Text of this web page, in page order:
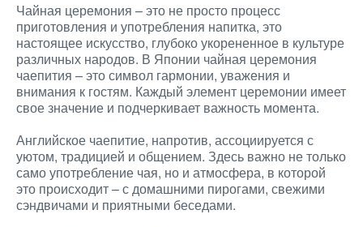
Чайная церемония – это не просто процесс
приготовления и употребления напитка, это
настоящее искусство, глубоко укорененное в культуре
различных народов. В Японии чайная церемония
чаепития – это символ гармонии, уважения и
внимания к гостям. Каждый элемент церемонии имеет
свое значение и подчеркивает важность момента.
Английское чаепитие, напротив, ассоциируется с
уютом, традицией и общением. Здесь важно не только
само употребление чая, но и атмосфера, в которой
это происходит – с домашними пирогами, свежими
сэндвичами и приятными беседами.